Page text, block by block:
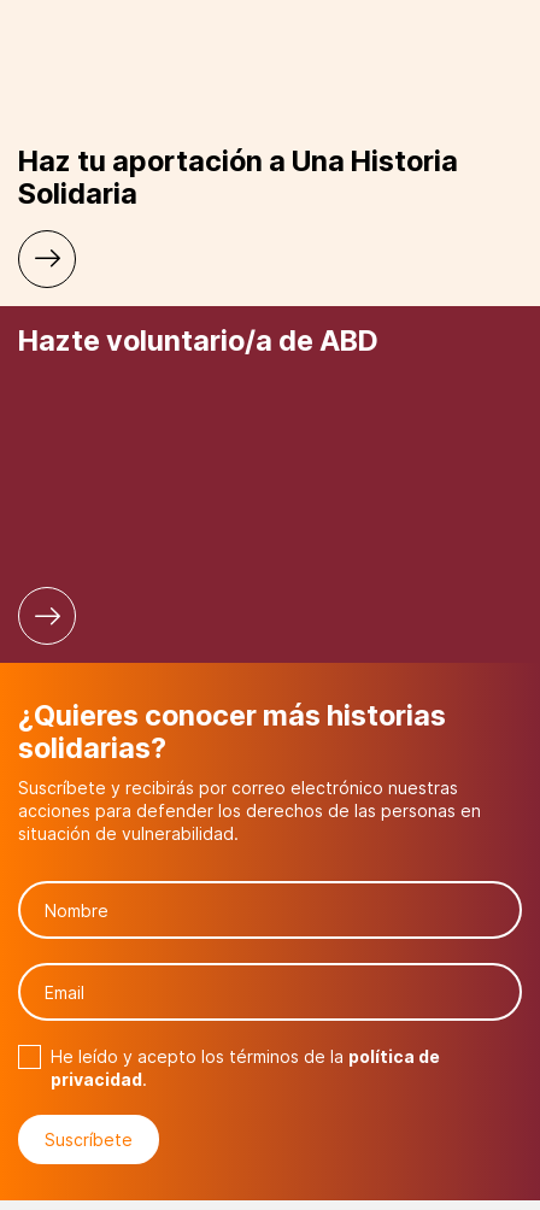
Haz tu aportación a Una Historia
Solidaria
Hazte voluntario/a de ABD
¿Quieres conocer más historias
solidarias?
Suscríbete y recibirás por correo electrónico nuestras
acciones para defender los derechos de las personas en
situación de vulnerabilidad.
He leído y acepto los términos de la política de
privacidad.